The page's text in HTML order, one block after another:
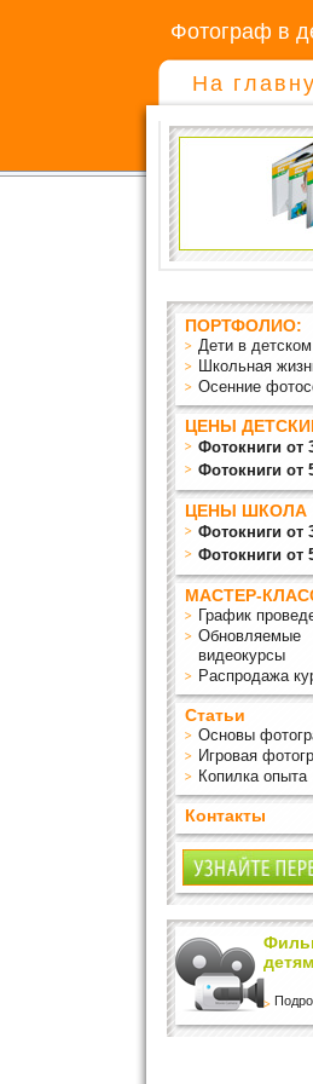
Фотограф в
На
ПОРТФОЛИО:
Дети в
Школьная
Осенние
ЦЕНЫ
Фотокниги от
Фотокниги от
ЦЕНЫ ШКОЛА
Фотокниги от
Фотокниги от
МАСТЕР-
График
Обновляемые
видеокурсы
Распродажа
Статьи
Основы
Игровая
Копилка опыта
Контакты
детям